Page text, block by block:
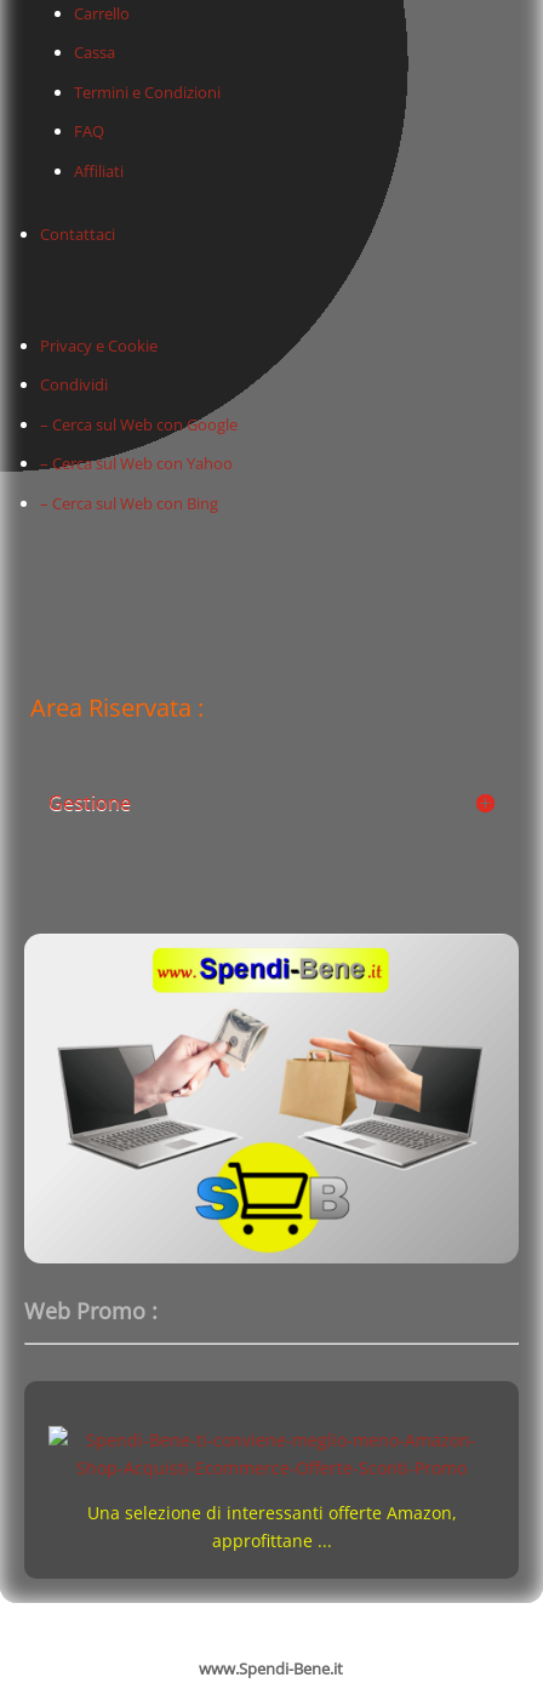
Carrello
Cassa
Termini e Condizioni
FAQ
Affiliati
Contattaci
Privacy e Cookie
Condividi
– Cerca sul Web con Google
– Cerca sul Web con Yahoo
– Cerca sul Web con Bing
Area Riservata :
Gestione
Web Promo :
Una selezione di interessanti offerte Amazon,
approfittane ...
www.Spendi-Bene.it